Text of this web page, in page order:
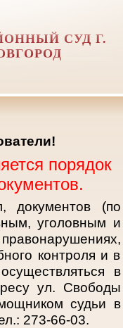
СУД Г.
порядок
(по
уголовным и
контроля и в
в
ул. Свободы
судьи в
273-66-03.